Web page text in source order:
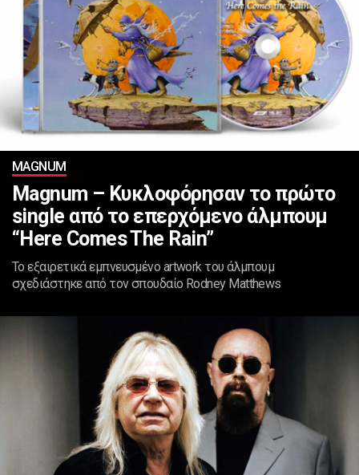
MAGNUM
Magnum – Κυκλοφόρησαν το πρώτο
single από το επερχόμενο άλμπουμ
“Here Comes The Rain”
Το εξαιρετικά εμπνευσμένο artwork του άλμπουμ
σχεδιάστηκε από τον σπουδαίο Rodney Matthews